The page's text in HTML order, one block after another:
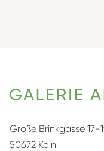
Große Brinkgasse 17-
50672 Köln